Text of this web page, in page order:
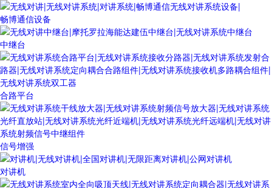
畅博通信设备
中继台
合路平台
信号增强
对讲机